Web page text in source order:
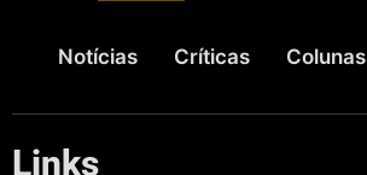
Notícias Críticas Colunas
Links